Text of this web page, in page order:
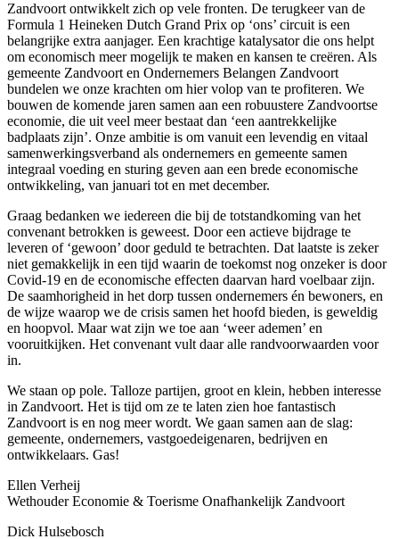
Zandvoort ontwikkelt zich op vele fronten. De terugkeer van de
Formula 1 Heineken Dutch Grand Prix op ‘ons’ circuit is een
belangrijke extra aanjager. Een krachtige katalysator die ons helpt
om economisch meer mogelijk te maken en kansen te creëren. Als
gemeente Zandvoort en Ondernemers Belangen Zandvoort
bundelen we onze krachten om hier volop van te profiteren. We
bouwen de komende jaren samen aan een robuustere Zandvoortse
economie, die uit veel meer bestaat dan ‘een aantrekkelijke
badplaats zijn’. Onze ambitie is om vanuit een levendig en vitaal
samenwerkingsverband als ondernemers en gemeente samen
integraal voeding en sturing geven aan een brede economische
ontwikkeling, van januari tot en met december.
Graag bedanken we iedereen die bij de totstandkoming van het
convenant betrokken is geweest. Door een actieve bijdrage te
leveren of ‘gewoon’ door geduld te betrachten. Dat laatste is zeker
niet gemakkelijk in een tijd waarin de toekomst nog onzeker is door
Covid-19 en de economische effecten daarvan hard voelbaar zijn.
De saamhorigheid in het dorp tussen ondernemers én bewoners, en
de wijze waarop we de crisis samen het hoofd bieden, is geweldig
en hoopvol. Maar wat zijn we toe aan ‘weer ademen’ en
vooruitkijken. Het convenant vult daar alle randvoorwaarden voor
in.
We staan op pole. Talloze partijen, groot en klein, hebben interesse
in Zandvoort. Het is tijd om ze te laten zien hoe fantastisch
Zandvoort is en nog meer wordt. We gaan samen aan de slag:
gemeente, ondernemers, vastgoedeigenaren, bedrijven en
ontwikkelaars. Gas!
Ellen Verheij
Wethouder Economie & Toerisme Onafhankelijk Zandvoort
Dick Hulsebosch